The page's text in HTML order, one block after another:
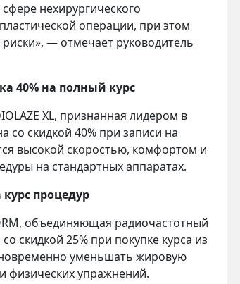
нехирургического
операции, при этом
— отмечает руководитель
40% на полный курс
XL, признанная лидером в
со скидкой 40% при записи на
высокой скоростью, комфортом и
на стандартных аппаратах.
процедур
объединяющая радиочастотный
скидкой 25% при покупке курса из
уменьшать жировую
физических упражнений.